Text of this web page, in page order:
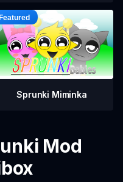
Sprunki Miminka
Mod